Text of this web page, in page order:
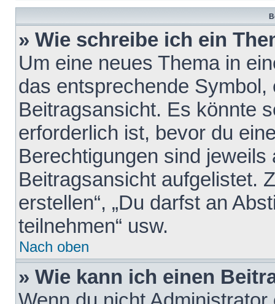
» Wie schreibe ich ein
Um eine neues Thema in
das entsprechende
Beitragsansicht. Es könnte
erforderlich ist, bevor du
Berechtigungen sind
Beitragsansicht aufgelistet.
erstellen“, „Du darfst an
teilnehmen“ usw.
Nach oben
» Wie kann ich einen